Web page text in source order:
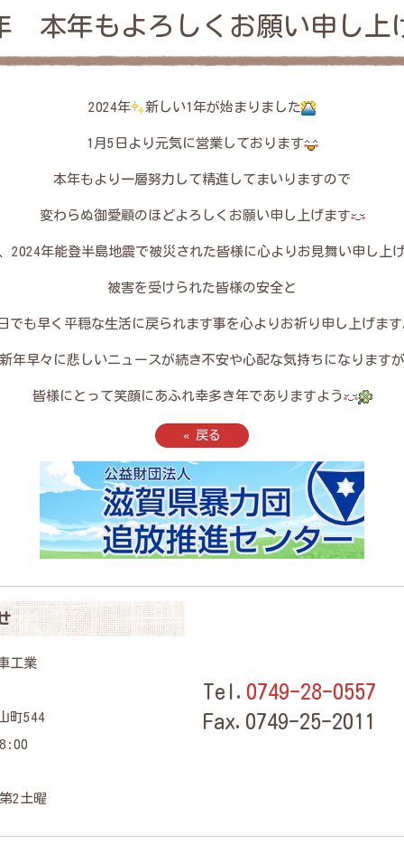
本年もよろしくお願い申し上
2024年 新しい1年が始まりました
1月5日より元気に営業しております
本年もより一層努力して精進してまいりますので
変わらぬ御愛顧のほどよろしくお願い申し上げます
2024年能登半島地震で被災された皆様に心よりお見舞い申し上げ
被害を受けられた皆様の安全と
でも早く平穏な生活に戻られます事を心よりお祈り申し上げます
新年早々に悲しいニュースが続き不安や心配な気持ちになりますが
皆様にとって笑顔にあふれ幸多き年でありますよう
« 戻る
工業
町544
2土曜
Tel. 0749-28-0557
Fax.0749-25-2011